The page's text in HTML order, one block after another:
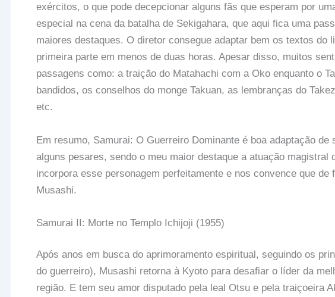
exércitos, o que pode decepcionar alguns fãs que esperam por
especial na cena da batalha de Sekigahara, que aqui fica uma
maiores destaques. O diretor consegue adaptar bem os textos do
primeira parte em menos de duas horas. Apesar disso, muitos
passagens como: a traição do Matahachi com a Oko enquanto o
bandidos, os conselhos do monge Takuan, as lembranças do
etc.
Em resumo, Samurai: O Guerreiro Dominante é boa adaptação de
alguns pesares, sendo o meu maior destaque a atuação magistral
incorpora esse personagem perfeitamente e nos convence que de
Musashi.
Samurai II: Morte no Templo Ichijoji (1955)
Após anos em busca do aprimoramento espiritual, seguindo os
do guerreiro), Musashi retorna à Kyoto para desafiar o líder da
região. E tem seu amor disputado pela leal Otsu e pela traiçoeira